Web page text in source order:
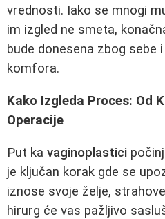
vrednosti. Iako se mnogi
im izgled ne smeta,
bude donesena zbog sebe
komfora.
Kako Izgleda Proces: Od
Operacije
Put ka vaginoplastici
je ključan korak gde se
iznose svoje želje,
hirurg će vas pažljivo